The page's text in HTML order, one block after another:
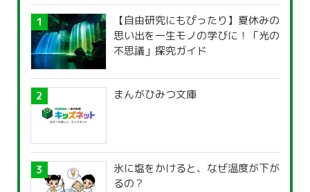
【自由研究にもぴったり】夏休みの
思い出を一生モノの学びに！「光の
不思議」探究ガイド
まんがひみつ文庫
氷に塩をかけると、なぜ温度が下が
るの？